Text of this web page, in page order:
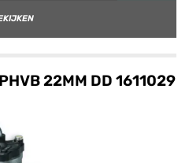
22MM DD 1611029